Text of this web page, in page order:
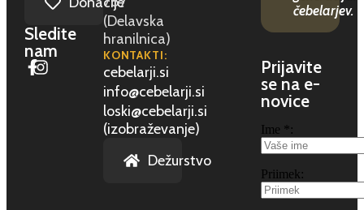
Sledite
nam
(Delavska
hranilnica)
KONTAKTI:
cebelarji.si
info@cebelarji.si
loski@cebelarji.si
(izobraževanje)
Dežurstvo
čebelarjev.
Prijavite
se na e-
novice
Ime *:
Priimek: